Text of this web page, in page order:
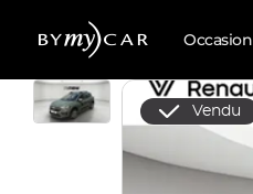
Occasion
Vendu